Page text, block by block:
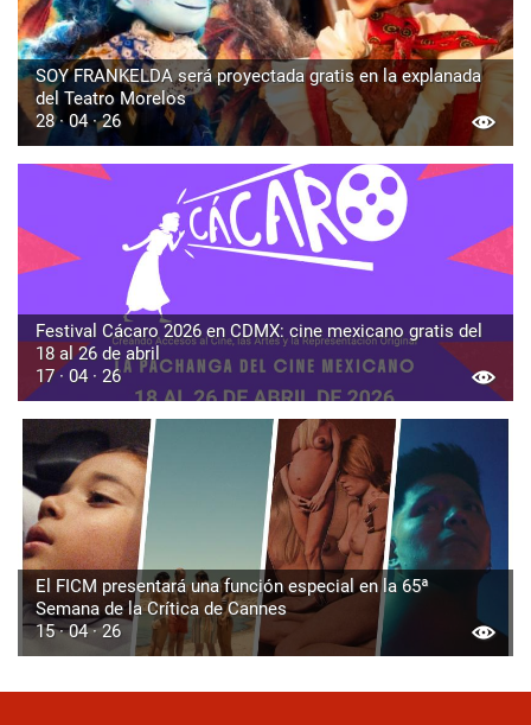
SOY FRANKELDA será proyectada gratis en la explanada
del Teatro Morelos
28 · 04 · 26
Festival Cácaro 2026 en CDMX: cine mexicano gratis del
18 al 26 de abril
17 · 04 · 26
El FICM presentará una función especial en la 65ª
Semana de la Crítica de Cannes
15 · 04 · 26